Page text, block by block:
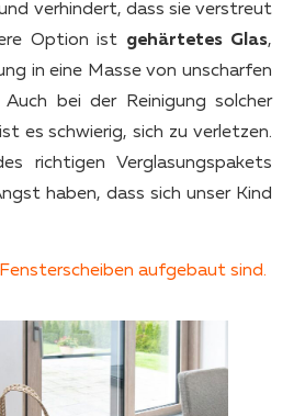
verhindert, dass sie verstreut
Option ist gehärtetes Glas,
in eine Masse von unscharfen
bei der Reinigung solcher
es schwierig, sich zu verletzen.
richtigen Verglasungspakets
haben, dass sich unser Kind
aufgebaut sind.